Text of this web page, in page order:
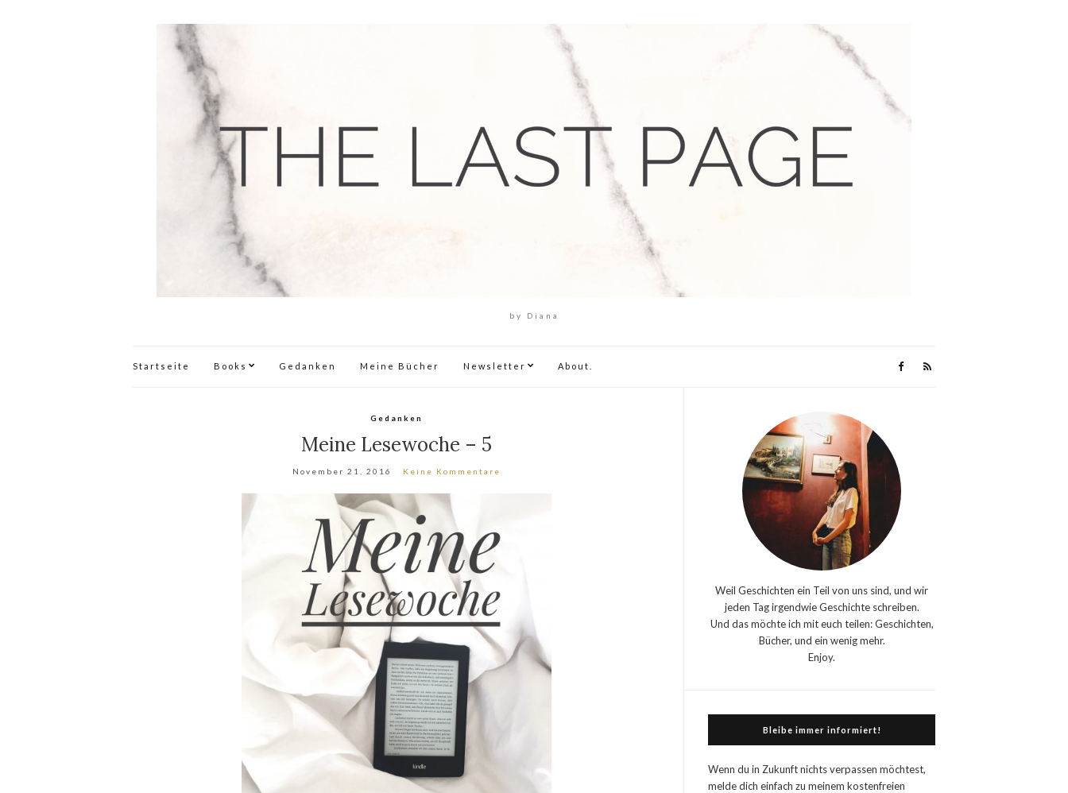
by Diana
Startseite Books Gedanken Meine Bücher Newsletter About.
Gedanken
Meine Lesewoche – 5
November 21, 2016 Keine Kommentare
Weil Geschichten ein Teil von uns sind, und wir
jeden Tag irgendwie Geschichte schreiben.
Und das möchte ich mit euch teilen: Geschichten,
Bücher, und ein wenig mehr.
Enjoy.
Bleibe immer informiert!
Wenn du in Zukunft nichts verpassen möchtest,
melde dich einfach zu meinem kostenfreien